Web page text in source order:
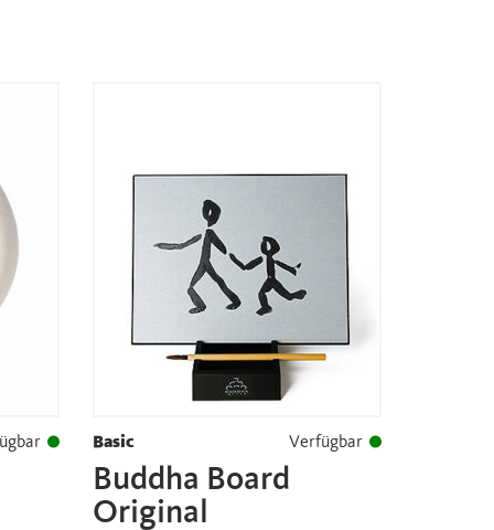
Basic Verfügbar
Buddha Board
Original